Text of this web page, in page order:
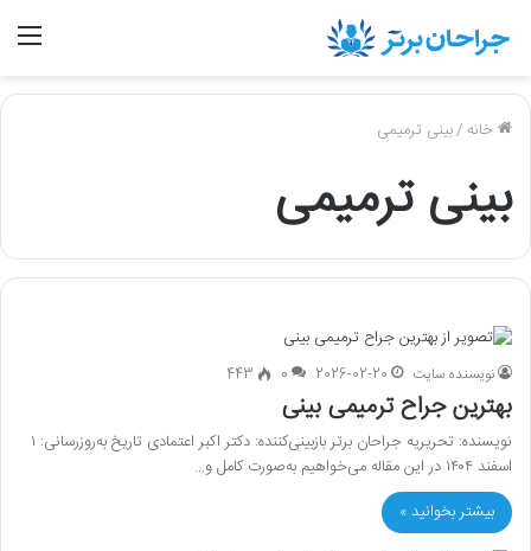
خانه /بینی ترمیمی
بینی ترمیمی
نویسنده سایت 2026-02-20
0
443
بهترین جراح ترمیمی بینی
نویسنده: تحریریه جراحان برتر بازبینی‌کننده: دکتر اکبر اعتمادی تاریخ به‌روزرسانی: ۱
اسفند ۱۴۰۴ در این مقاله می‌خواهیم به‌صورت کامل و…
بیشتر بخوانید »